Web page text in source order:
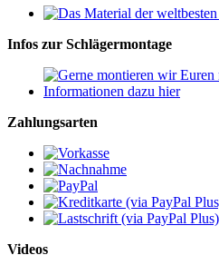
Infos zur Schlägermontage
Zahlungsarten
Videos